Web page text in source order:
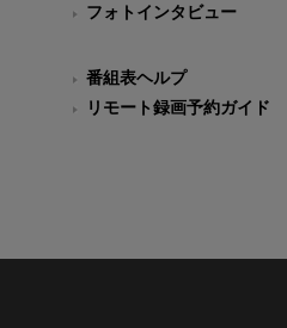
フォトインタビュー
番組表ヘルプ
リモート録画予約ガイド